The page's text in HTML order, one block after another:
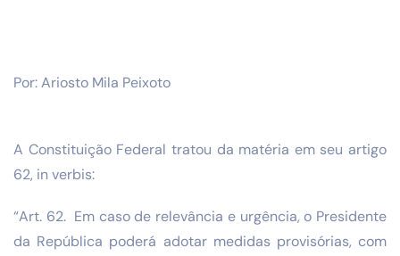
Por: Ariosto Mila Peixoto
A Constituição Federal tratou da matéria em seu artigo
62, in verbis:
“Art. 62. Em caso de relevância e urgência, o Presidente
da República poderá adotar medidas provisórias, com